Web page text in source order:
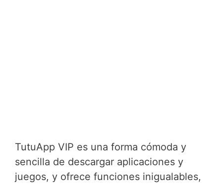
TutuApp VIP es una forma cómoda y
sencilla de descargar aplicaciones y
juegos, y ofrece funciones inigualables,